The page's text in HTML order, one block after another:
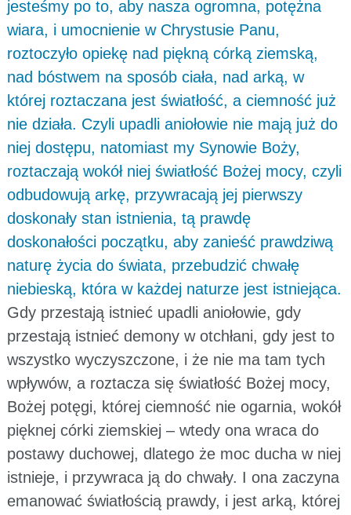
jesteśmy po to, aby nasza ogromna, potężna
wiara, i umocnienie w Chrystusie Panu,
roztoczyło opiekę nad piękną córką ziemską,
nad bóstwem na sposób ciała, nad arką, w
której roztaczana jest światłość, a ciemność już
nie działa. Czyli upadli aniołowie nie mają już do
niej dostępu, natomiast my Synowie Boży,
roztaczają wokół niej światłość Bożej mocy, czyli
odbudowują arkę, przywracają jej pierwszy
doskonały stan istnienia, tą prawdę
doskonałości początku, aby zanieść prawdziwą
naturę życia do świata, przebudzić chwałę
niebieską, która w każdej naturze jest istniejąca.
Gdy przestają istnieć upadli aniołowie, gdy
przestają istnieć demony w otchłani, gdy jest to
wszystko wyczyszczone, i że nie ma tam tych
wpływów, a roztacza się światłość Bożej mocy,
Bożej potęgi, której ciemność nie ogarnia, wokół
pięknej córki ziemskiej – wtedy ona wraca do
postawy duchowej, dlatego że moc ducha w niej
istnieje, i przywraca ją do chwały. I ona zaczyna
emanować światłością prawdy, i jest arką, której